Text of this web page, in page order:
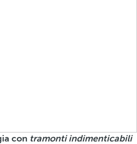
con tramonti indimenticabili